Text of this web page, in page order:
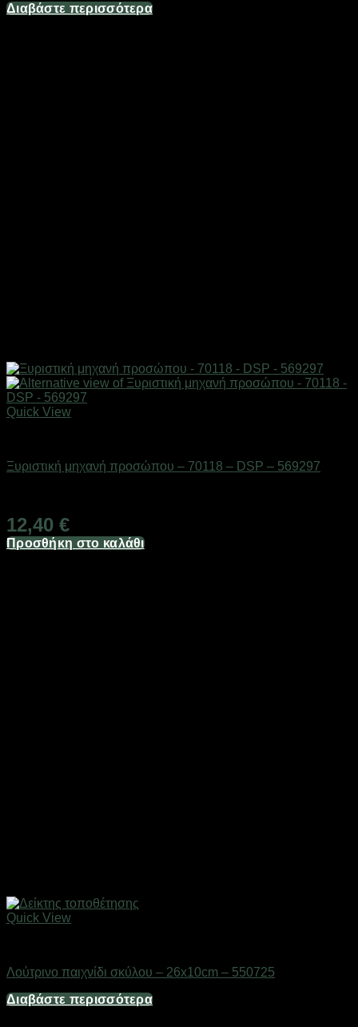
Διαβάστε περισσότερα
Quick View
Ξυριστική μηχανή προσώπου – 70118 – DSP – 569297
12,40 €
Προσθήκη στο καλάθι
Quick View
Λούτρινο παιχνίδι σκύλου – 26x10cm – 550725
Διαβάστε περισσότερα